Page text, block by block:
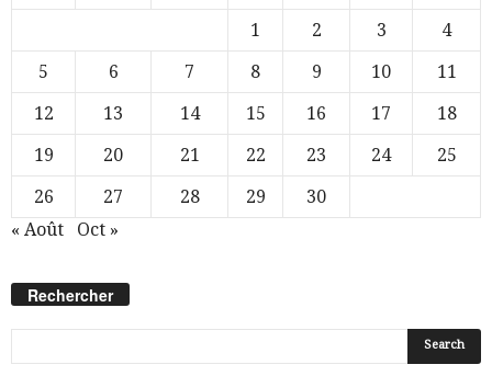
1 2 3
4
5
6 7 8 9 10
11
12
13 14 15 16 17
18
19
20 21 22 23 24
25
26
27 28 29
30
« Août
Oct »
Rechercher